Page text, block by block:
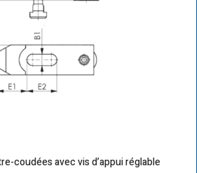
coudées avec vis d’appui réglable